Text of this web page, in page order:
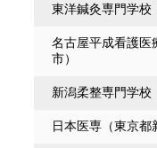
東洋鍼灸専門学校
名古屋平成看護医
市）
新潟柔整専門学校
日本医専（東京都